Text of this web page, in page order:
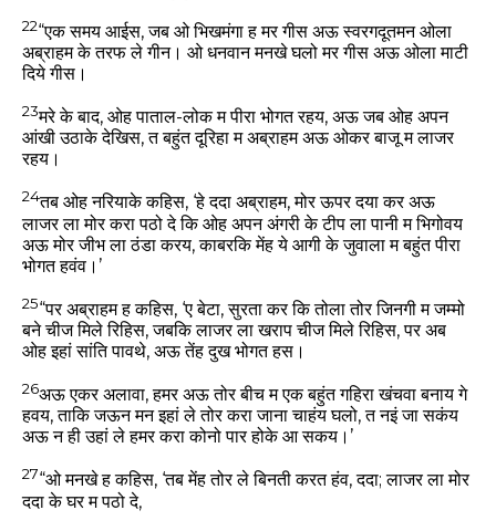
22“एक समय आईस, जब ओ भिखमंगा ह मर गीस अऊ स्वरगदूतमन ओला
अब्राहम के तरफ ले गीन। ओ धनवान मनखे घलो मर गीस अऊ ओला माटी
दिये गीस।
23मरे के बाद, ओह पाताल-लोक म पीरा भोगत रहय, अऊ जब ओह अपन
आंखी उठाके देखिस, त बहुंत दूरिहा म अब्राहम अऊ ओकर बाजू म लाजर
रहय।
24तब ओह नरियाके कहिस, ‘हे ददा अब्राहम, मोर ऊपर दया कर अऊ
लाजर ला मोर करा पठो दे कि ओह अपन अंगरी के टीप ला पानी म भिगोवय
अऊ मोर जीभ ला ठंडा करय, काबरकि मेंह ये आगी के जुवाला म बहुंत पीरा
भोगत हवंव।’
25“पर अब्राहम ह कहिस, ‘ए बेटा, सुरता कर कि तोला तोर जिनगी म जम्मो
बने चीज मिले रिहिस, जबकि लाजर ला खराप चीज मिले रिहिस, पर अब
ओह इहां सांति पावथे, अऊ तेंह दुख भोगत हस।
26अऊ एकर अलावा, हमर अऊ तोर बीच म एक बहुंत गहिरा खंचवा बनाय गे
हवय, ताकि जऊन मन इहां ले तोर करा जाना चाहंय घलो, त नइं जा सकंय
अऊ न ही उहां ले हमर करा कोनो पार होके आ सकय।’
27“ओ मनखे ह कहिस, ‘तब मेंह तोर ले बिनती करत हंव, ददा; लाजर ला मोर
ददा के घर म पठो दे,